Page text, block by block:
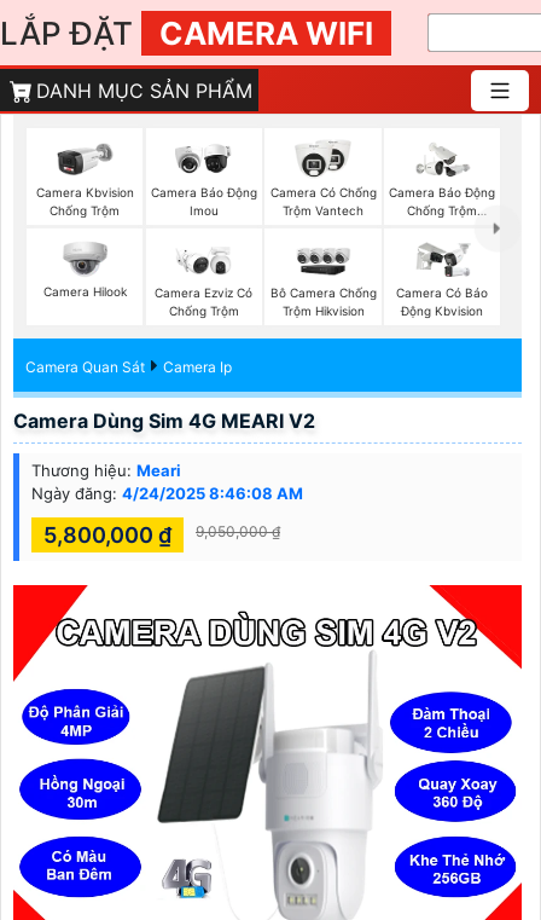
LẮP ĐẶT CAMERA WIFI
DANH MỤC SẢN PHẨM
Camera Kbvision
Chống Trộm
Camera Báo Động
Imou
Camera Có Chống
Trộm Vantech
Camera Báo Động
Chống Trộm
Camera Hilook
Camera Ezviz Có
Chống Trộm
Bô Camera Chống
Trộm Hikvision
Camera Có Báo
Động Kbvision
Camera Quan Sát Camera Ip
Camera Dùng Sim 4G MEARI V2
Thương hiệu: Meari
Ngày đăng: 4/24/2025 8:46:08 AM
5,800,000 ₫ 9,050,000 ₫